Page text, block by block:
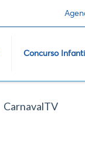
Concurso
CarnavalTV